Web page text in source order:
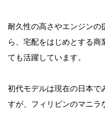
耐久性の高さやエンジンの
ら、宅配をはじめとする商
ても活躍しています。
初代モデルは現在の日本で
すが、フィリピンのマニラ